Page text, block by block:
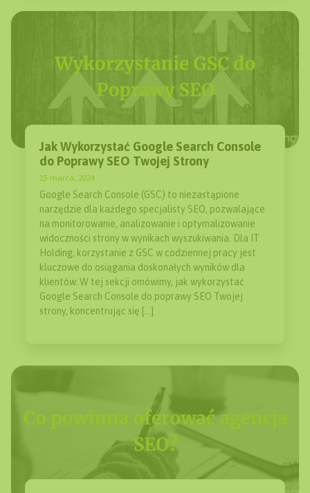
Jak Wykorzystać Google Search Console
do Poprawy SEO Twojej Strony
15 marca, 2024
Google Search Console (GSC) to niezastąpione
narzędzie dla każdego specjalisty SEO, pozwalające
na monitorowanie, analizowanie i optymalizowanie
widoczności strony w wynikach wyszukiwania. Dla IT
Holding, korzystanie z GSC w codziennej pracy jest
kluczowe do osiągania doskonałych wyników dla
klientów. W tej sekcji omówimy, jak wykorzystać
Google Search Console do poprawy SEO Twojej
strony, koncentrując się […]